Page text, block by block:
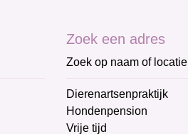
Zoek een adres
Zoek op naam of locatie
Dierenartsenpraktijk
Hondenpension
Vrije tijd